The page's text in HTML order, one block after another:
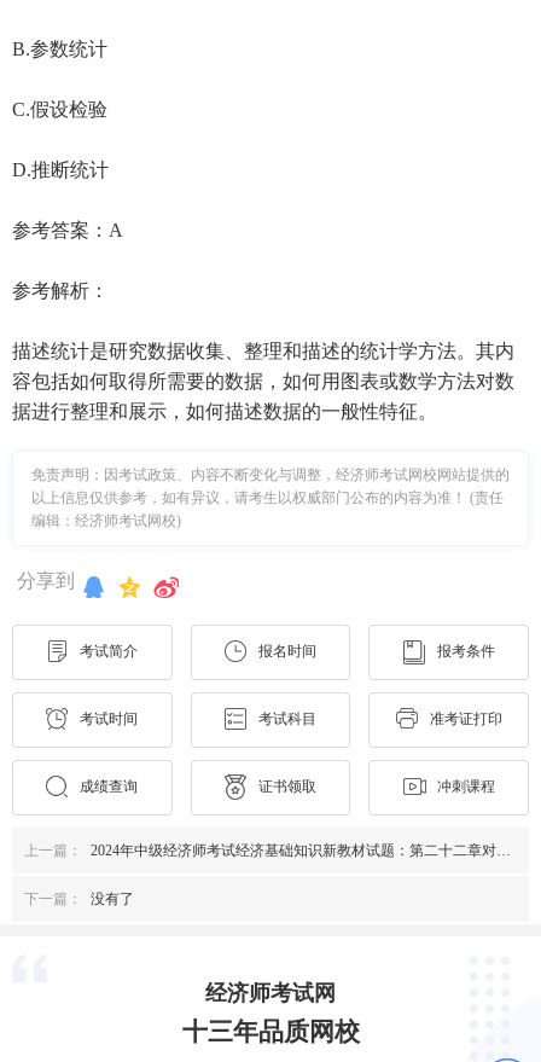
B.参数统计
C.假设检验
D.推断统计
参考答案：A
参考解析：
描述统计是研究数据收集、整理和描述的统计学方法。其内
容包括如何取得所需要的数据，如何用图表或数学方法对数
据进行整理和展示，如何描述数据的一般性特征。
免责声明：因考试政策、内容不断变化与调整，经济师考试网校网站提供的
以上信息仅供参考，如有异议，请考生以权威部门公布的内容为准！ (责任
编辑：经济师考试网校)
分享到
考试简介 报名时间 报考条件
考试时间 考试科目 准考证打印
成绩查询 证书领取 冲刺课程
上一篇： 2024年中级经济师考试经济基础知识新教材试题：第二十二章对外金融关系与政策
下一篇： 没有了
经济师考试网
十三年品质网校